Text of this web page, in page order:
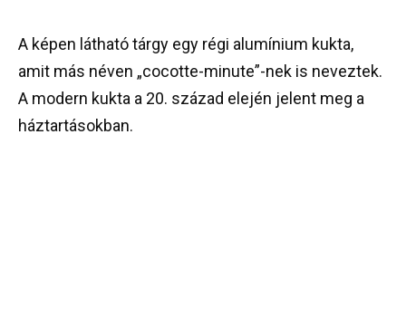
A képen látható tárgy egy régi alumínium kukta,
amit más néven „cocotte-minute”-nek is neveztek.
A modern kukta a 20. század elején jelent meg a
háztartásokban.